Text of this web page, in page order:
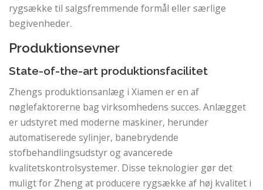
rygsække til salgsfremmende formål eller særlige
begivenheder.
Produktionsevner
State-of-the-art produktionsfacilitet
Zhengs produktionsanlæg i Xiamen er en af ​​
nøglefaktorerne bag virksomhedens succes. Anlægget
er udstyret med moderne maskiner, herunder
automatiserede sylinjer, banebrydende
stofbehandlingsudstyr og avancerede
kvalitetskontrolsystemer. Disse teknologier gør det
muligt for Zheng at producere rygsække af høj kvalitet i